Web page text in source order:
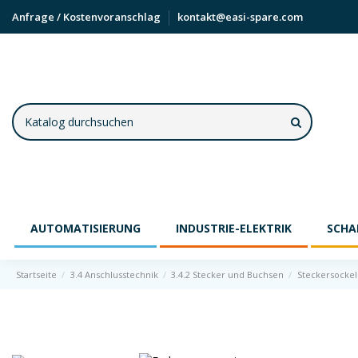
Anfrage / Kostenvoranschlag kontakt@easi-spare.com
AUTOMATISIERUNG INDUSTRIE-ELEKTRIK
Startseite 3.4 Anschlusstechnik 3.4.2 Stecker und Buchsen Steckersockel